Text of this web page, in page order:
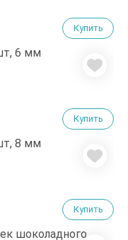
Купить
Купить
Купить